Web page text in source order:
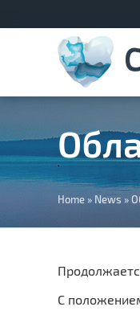
You
are
Home » News »
С